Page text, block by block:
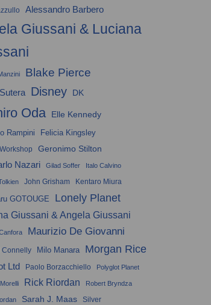
Alessandro Barbero
Giussani & Luciana
Blake Pierce
Disney DK
Oda Elle Kennedy
Rampini
Felicia Kingsley
Geronimo Stilton
Nazari
Gilad Soffer Italo Calvino
John Grisham Kentaro Miura
GOTOUGE Lonely Planet
Giussani & Angela Giussani
Maurizio De Giovanni
Connelly Milo Manara Morgan Rice
Ltd Paolo Borzacchiello Polyglot Planet
Rick Riordan Robert Bryndza
Sarah J. Maas Silver